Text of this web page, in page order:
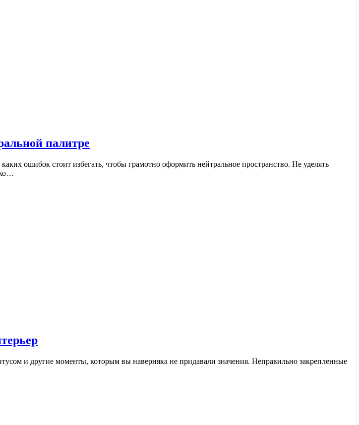
палитре
ошибок стоит избегать, чтобы грамотно оформить нейтральное пространство. Не уделять
и другие моменты, которым вы наверняка не придавали значения. Неправильно закрепленные